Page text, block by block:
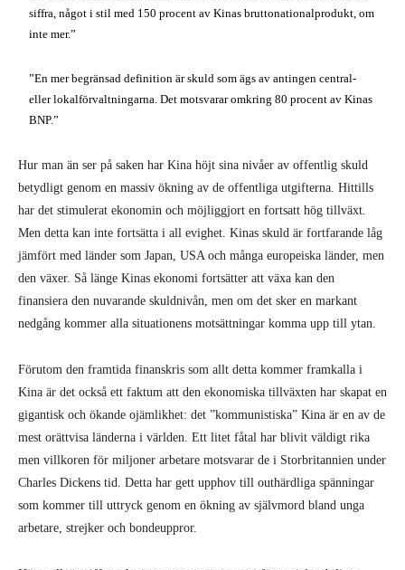
siffra, något i stil med 150 procent av Kinas bruttonationalprodukt, om
inte mer.”
”En mer begränsad definition är skuld som ägs av antingen central-
eller lokalförvaltningarna. Det motsvarar omkring 80 procent av Kinas
BNP.”
Hur man än ser på saken har Kina höjt sina nivåer av offentlig skuld
betydligt genom en massiv ökning av de offentliga utgifterna. Hittills
har det stimulerat ekonomin och möjliggjort en fortsatt hög tillväxt.
Men detta kan inte fortsätta i all evighet. Kinas skuld är fortfarande låg
jämfört med länder som Japan, USA och många europeiska länder, men
den växer. Så länge Kinas ekonomi fortsätter att växa kan den
finansiera den nuvarande skuldnivån, men om det sker en markant
nedgång kommer alla situationens motsättningar komma upp till ytan.
Förutom den framtida finanskris som allt detta kommer framkalla i
Kina är det också ett faktum att den ekonomiska tillväxten har skapat en
gigantisk och ökande ojämlikhet: det ”kommunistiska” Kina är en av de
mest orättvisa länderna i världen. Ett litet fåtal har blivit väldigt rika
men villkoren för miljoner arbetare motsvarar de i Storbritannien under
Charles Dickens tid. Detta har gett upphov till outhärdliga spänningar
som kommer till uttryck genom en ökning av självmord bland unga
arbetare, strejker och bondeuppror.